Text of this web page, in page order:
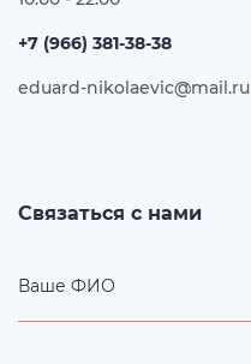
+7 (966) 381-38-38
eduard-nikolaevic@mail.ru
Связаться с нами
Ваше ФИО